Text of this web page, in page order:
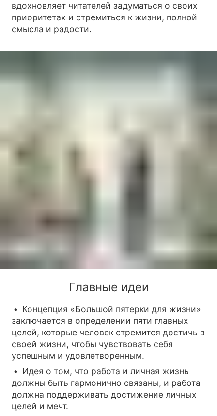
вдохновляет читателей задуматься о своих
приоритетах и стремиться к жизни, полной
смысла и радости.
Главные идеи
Концепция «Большой пятерки для жизни»
заключается в определении пяти главных
целей, которые человек стремится достичь в
своей жизни, чтобы чувствовать себя
успешным и удовлетворенным.
Идея о том, что работа и личная жизнь
должны быть гармонично связаны, и работа
должна поддерживать достижение личных
целей и мечт.